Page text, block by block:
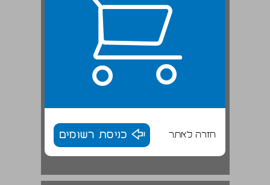
חזרה לאתר כניסת רשומים